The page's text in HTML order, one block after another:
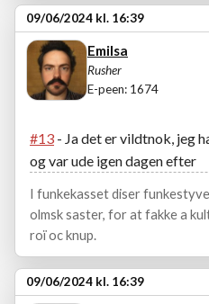
09/06/2024 kl. 16:39
Emilsa
Rusher
E-peen: 1674
#13 - Ja det er vildtnok, jeg
og var ude igen dagen efter
I funkekasset diser
olmsk saster, for at fakke a
roï oc knup.
09/06/2024 kl. 16:39